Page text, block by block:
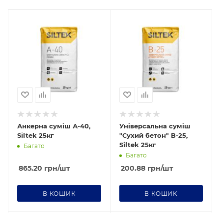
Анкерна суміш А-40,
Siltek 25кг
Багато
865.20 грн/шт
В КОШИК
Універсальна суміш
"Сухий бетон" В-25,
Siltek 25кг
Багато
200.88грн/шт
В КОШИК